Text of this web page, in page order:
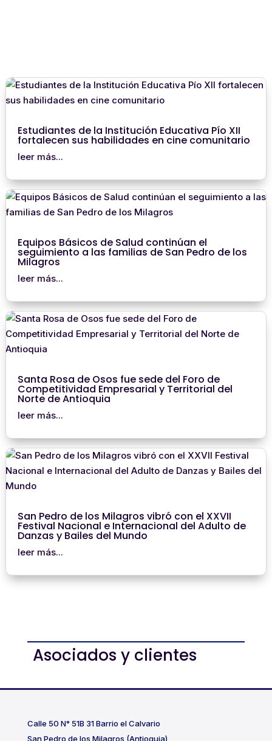
Estudiantes de la Institución Educativa Pío XII
fortalecen sus habilidades en cine comunitario
leer más...
Equipos Básicos de Salud continúan el
seguimiento a las familias de San Pedro de los
Milagros
leer más...
Santa Rosa de Osos fue sede del Foro de
Competitividad Empresarial y Territorial del
Norte de Antioquia
leer más...
San Pedro de los Milagros vibró con el XXVII
Festival Nacional e Internacional del Adulto de
Danzas y Bailes del Mundo
leer más...
Asociados y clientes
Calle 50 N° 51B 31 Barrio el Calvario
San Pedro de los Milagros (Antioquia)